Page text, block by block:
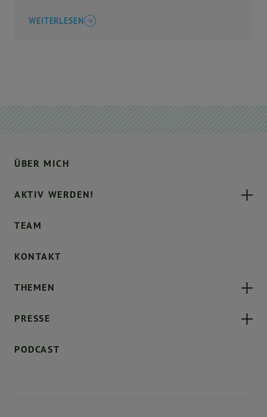
WEITERLESEN
ÜBER MICH
AKTIV WERDEN!
TEAM
KONTAKT
THEMEN
PRESSE
PODCAST